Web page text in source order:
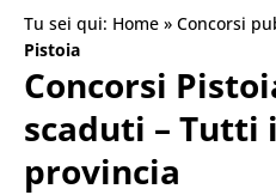
Tu sei qui: Home » Concorsi
Pistoia
Concorsi
scaduti – Tutti
provincia